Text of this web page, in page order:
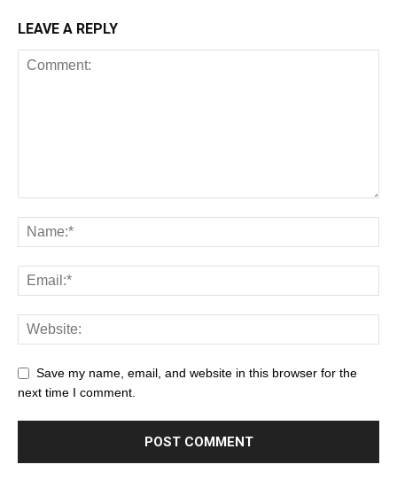
LEAVE A REPLY
Save my name, email, and website in this browser for the
next time I comment.